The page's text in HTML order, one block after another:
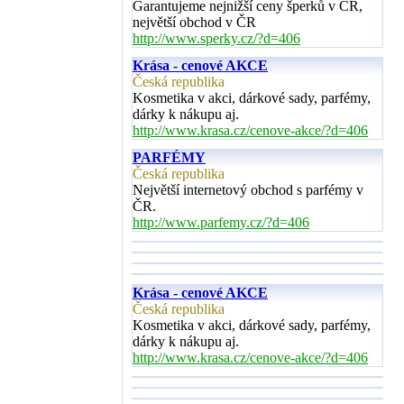
Garantujeme nejnižší ceny šperků v ČR,
největší obchod v ČR
http://www.sperky.cz/?d=406
Krása - cenové AKCE
Česká republika
Kosmetika v akci, dárkové sady, parfémy,
dárky k nákupu aj.
http://www.krasa.cz/cenove-akce/?d=406
PARFÉMY
Česká republika
Největší internetový obchod s parfémy v
ČR.
http://www.parfemy.cz/?d=406
Krása - cenové AKCE
Česká republika
Kosmetika v akci, dárkové sady, parfémy,
dárky k nákupu aj.
http://www.krasa.cz/cenove-akce/?d=406